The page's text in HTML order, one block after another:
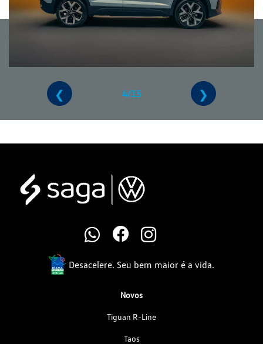
❮ 4/15 ❯
Desacelere. Seu bem maior é a vida.
Novos
Tiguan R-Line
Taos